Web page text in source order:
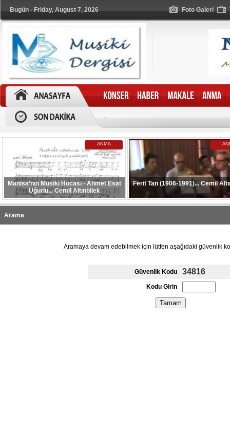
Bugün - Friday, August 7, 2026 Foto Galeri
-
ANMA
Manisa’nın Musiki Hocası - Ahmet Esat
Uğurlu... Cemil Altınbilek
Ferit Tan (1906-1991)... Cemil
Arama
Aramaya devam edebilmek için lütfen aşağıdaki güvenlik
Güvenlik Kodu 34816
Kodu Girin